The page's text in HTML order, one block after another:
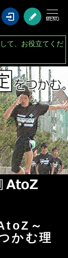
ログイン会
て、お役立てくだ
～
かむ理